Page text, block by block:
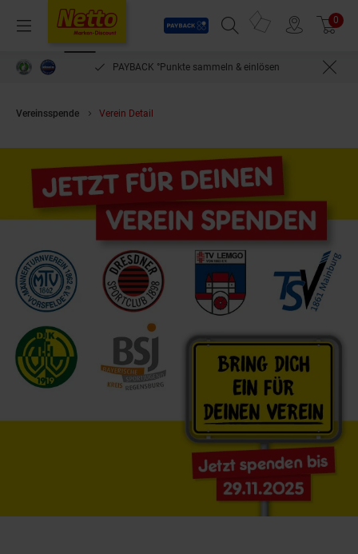
Menü
Payback
Suchfeld einblenden
Prospekte 0
PAYBACK °Punkte sammeln & einlösen
Vereinsspende Verein Detail